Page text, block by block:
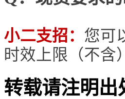
小二支招： 您可
时效上限（不含
转载请注明出